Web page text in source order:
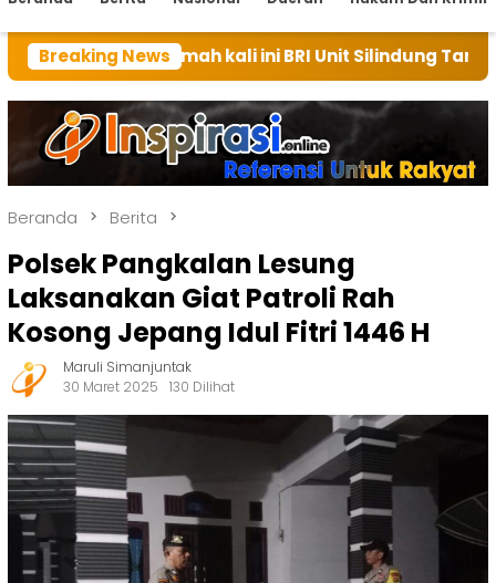
Breaking News
rumah kali ini BRI Unit Silindung Tarutung Ingatkan
Beranda Berita
Polsek Pangkalan Lesung
Laksanakan Giat Patroli Rah
Kosong Jepang Idul Fitri 1446 H
Maruli Simanjuntak
30 Maret 2025
130 Dilihat